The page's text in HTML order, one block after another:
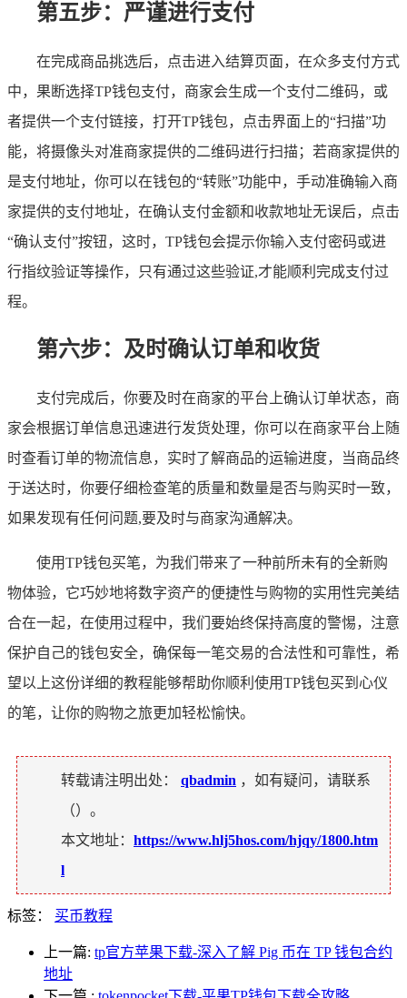
第五步：严谨进行支付
在完成商品挑选后，点击进入结算页面，在众多支付方式
中，果断选择TP钱包支付，商家会生成一个支付二维码，或
者提供一个支付链接，打开TP钱包，点击界面上的“扫描”功
能，将摄像头对准商家提供的二维码进行扫描；若商家提供的
是支付地址，你可以在钱包的“转账”功能中，手动准确输入商
家提供的支付地址，在确认支付金额和收款地址无误后，点击
“确认支付”按钮，这时，TP钱包会提示你输入支付密码或进
行指纹验证等操作，只有通过这些验证,才能顺利完成支付过
程。
第六步：及时确认订单和收货
支付完成后，你要及时在商家的平台上确认订单状态，商
家会根据订单信息迅速进行发货处理，你可以在商家平台上随
时查看订单的物流信息，实时了解商品的运输进度，当商品终
于送达时，你要仔细检查笔的质量和数量是否与购买时一致，
如果发现有任何问题,要及时与商家沟通解决。
使用TP钱包买笔，为我们带来了一种前所未有的全新购
物体验，它巧妙地将数字资产的便捷性与购物的实用性完美结
合在一起，在使用过程中，我们要始终保持高度的警惕，注意
保护自己的钱包安全，确保每一笔交易的合法性和可靠性，希
望以上这份详细的教程能够帮助你顺利使用TP钱包买到心仪
的笔，让你的购物之旅更加轻松愉快。
转载请注明出处： qbadmin ，如有疑问，请联系
（）。
本文地址： https://www.hlj5hos.com/hjqy/1800.htm
l
标签： 买币教程
上一篇: tp官方苹果下载-深入了解 Pig 币在 TP 钱包合约
地址